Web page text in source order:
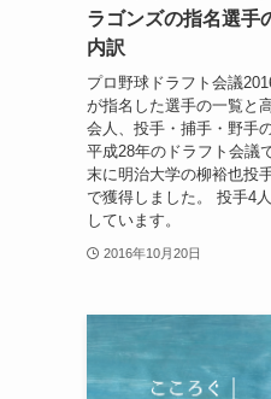
ラゴンズの指名選手
内訳
プロ野球ドラフト会議
が指名した選手の一覧と
会人、投手・捕手・野手
平成28年のドラフト会議
末に明治大学の柳裕也投
で獲得しました。 投手4
しています。
2016年10月20日